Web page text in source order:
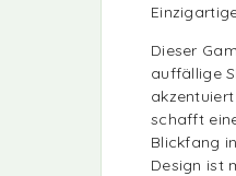
Dieser
auffällige
schafft
Blickfang
Design ist